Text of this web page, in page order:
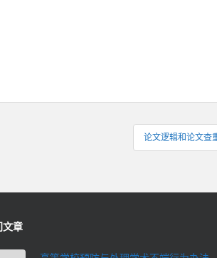
论文逻辑和论文查
文章